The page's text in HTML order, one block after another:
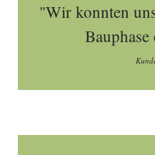
"Wir konnten